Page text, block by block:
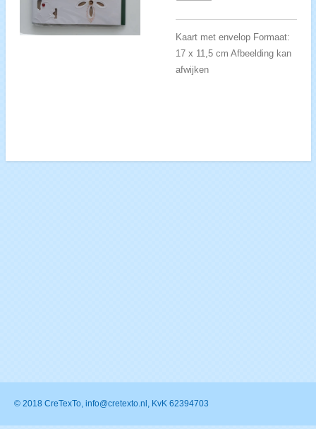
Kaart met envelop Formaat:
17 x 11,5 cm Afbeelding kan
afwijken
© 2018 CreTexTo, info@cretexto.nl, KvK 62394703